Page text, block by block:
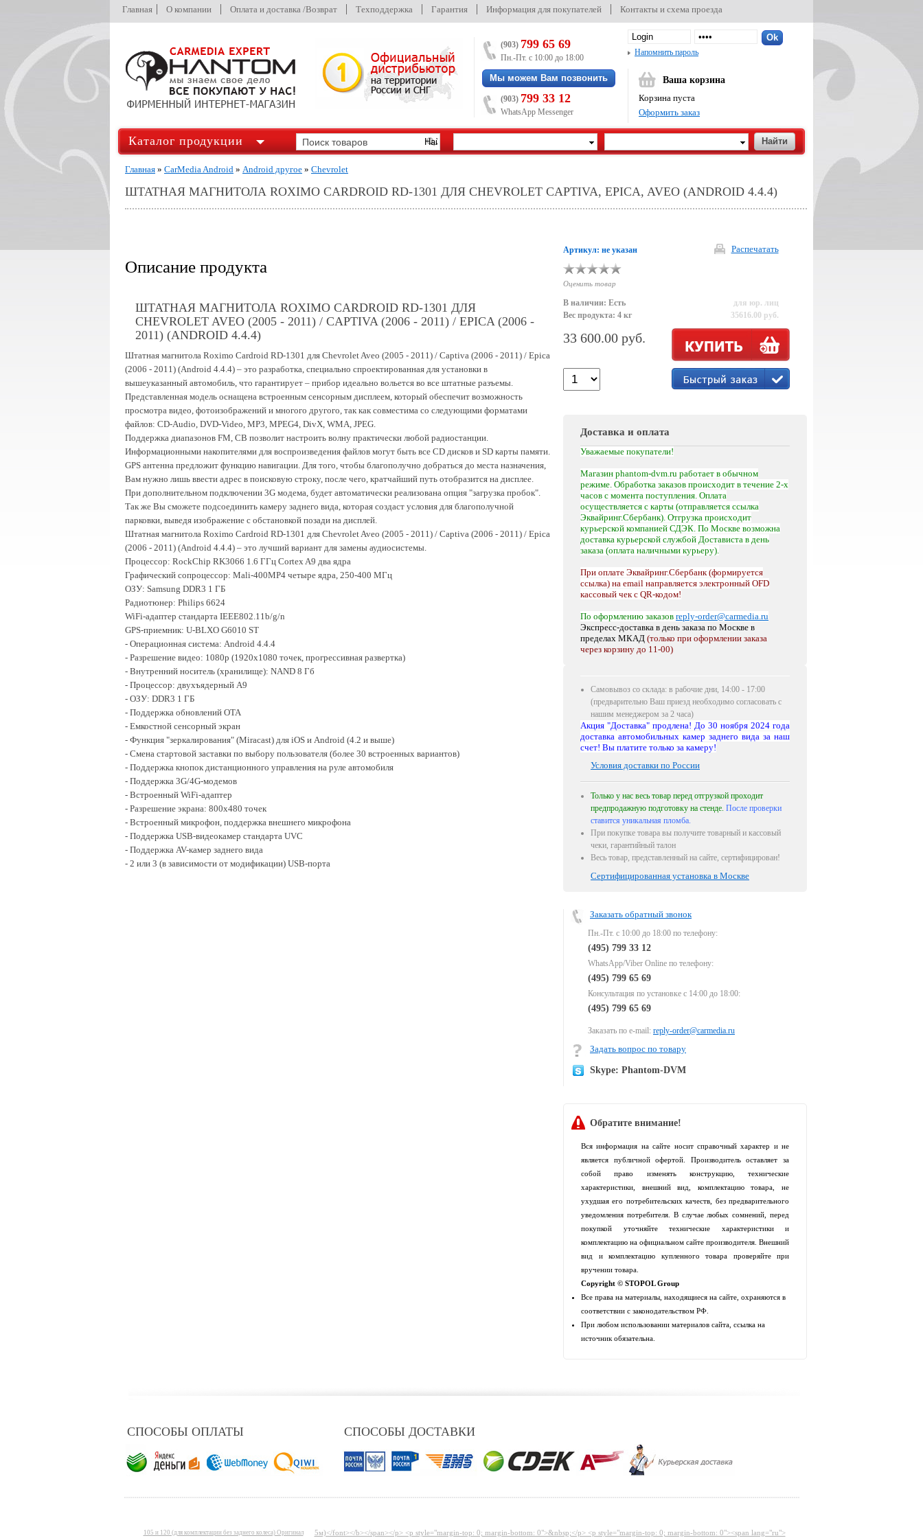
Главная О компании Оплата и доставка /Возврат Техподдержка Гарантия Информация для покупателей Контакты и схема проезда
(903) 799 65 69
Пн.-Пт. с 10:00 до 18:00
Мы можем Вам позвонить
(903) 799 33 12
WhatsApp Messenger
Напомнить пароль
Ваша корзина
Корзина пуста
Оформить заказ
Каталог продукции
Главная » CarMedia Android » Android другое » Chevrolet
ШТАТНАЯ МАГНИТОЛА ROXIMO CARDROID RD-1301 ДЛЯ CHEVROLET CAPTIVA, EPICA, AVEO (ANDROID 4.4.4)
Артикул: не указан Распечатать
Оценить товар
В наличии: Есть
Вес продукта: 4 кг
для юр. лиц
35616.00 руб.
33 600.00 руб.
Доставка и оплата
Уважаемые покупатели!
Магазин phantom-dvm.ru работает в обычном
режиме. Обработка заказов происходит в течение 2-х
часов с момента поступления. Оплата
осуществляется с карты (отправляется ссылка
Эквайринг.Сбербанк). Отгрузка происходит
курьерской компанией СДЭК. По Москве возможна
доставка курьерской службой Достависта в день
заказа (оплата наличными курьеру).
При оплате Эквайринг.Сбербанк (формируется
ссылка) на email направляется электронный OFD
кассовый чек с QR-кодом!
По оформлению заказов reply-order@carmedia.ru
Экспресс-доставка в день заказа по Москве в
пределах МКАД (только при оформлении заказа
через корзину до 11-00)
Самовывоз со склада: в рабочие дни, 14:00 - 17:00
(предварительно Ваш приезд необходимо согласовать с
нашим менеджером за 2 часа)
Акция "Доставка" продлена! До 30 ноября 2024 года
доставка автомобильных камер заднего вида за наш
счет! Вы платите только за камеру!
Условия доставки по России
Только у нас весь товар перед отгрузкой проходит
предпродажную подготовку на стенде. После проверки
ставится уникальная пломба.
При покупке товара вы получите товарный и кассовый
чеки, гарантийный талон
Весь товар, представленный на сайте, сертифицирован!
Сертифицированная установка в Москве
Заказать обратный звонок
Пн.-Пт. с 10:00 до 18:00 по телефону:
(495) 799 33 12
WhatsApp/Viber Online по телефону:
(495) 799 65 69
Консультация по установке с 14:00 до 18:00:
(495) 799 65 69
Заказать по e-mail: reply-order@carmedia.ru
Задать вопрос по товару
Skype: Phantom-DVM
Обратите внимание!
Вся информация на сайте носит справочный характер и не
является публичной офертой. Производитель оставляет за
собой право изменять конструкцию, технические
характеристики, внешний вид, комплектацию товара, не
ухудшая его потребительских качеств, без предварительного
уведомления потребителя. В случае любых сомнений, перед
покупкой уточняйте технические характеристики и
комплектацию на официальном сайте производителя. Внешний
вид и комплектацию купленного товара проверяйте при
вручении товара.
Copyright © STOPOL Group
Все права на материалы, находящиеся на сайте, охраняются в
соответствии с законодательством РФ.
При любом использовании материалов сайта, ссылка на
источник обязательна.
Описание продукта
ШТАТНАЯ МАГНИТОЛА ROXIMO CARDROID RD-1301 ДЛЯ
CHEVROLET AVEO (2005 - 2011) / CAPTIVA (2006 - 2011) / EPICA (2006 -
2011) (ANDROID 4.4.4)
Штатная магнитола Roximo Cardroid RD-1301 для Chevrolet Aveo (2005 - 2011) / Captiva (2006 - 2011) / Epica
(2006 - 2011) (Android 4.4.4) – это разработка, специально спроектированная для установки в
вышеуказанный автомобиль, что гарантирует – прибор идеально вольется во все штатные разъемы.
Представленная модель оснащена встроенным сенсорным дисплеем, который обеспечит возможность
просмотра видео, фотоизображений и многого другого, так как совместима со следующими форматами
файлов: CD-Audio, DVD-Video, MP3, MPEG4, DivX, WMA, JPEG.
Поддержка диапазонов FM, СВ позволит настроить волну практически любой радиостанции.
Информационными накопителями для воспроизведения файлов могут быть все CD дисков и SD карты памяти.
GPS антенна предложит функцию навигации. Для того, чтобы благополучно добраться до места назначения,
Вам нужно лишь ввести адрес в поисковую строку, после чего, кратчайший путь отобразится на дисплее.
При дополнительном подключении 3G модема, будет автоматически реализована опция "загрузка пробок".
Так же Вы сможете подсоединить камеру заднего вида, которая создаст условия для благополучной
парковки, выведя изображение с обстановкой позади на дисплей.
Штатная магнитола Roximo Cardroid RD-1301 для Chevrolet Aveo (2005 - 2011) / Captiva (2006 - 2011) / Epica
(2006 - 2011) (Android 4.4.4) – это лучший вариант для замены аудиосистемы.
Процессор: RockChip RK3066 1.6 ГГц Cortex A9 два ядра
Графический сопроцессор: Mali-400MP4 четыре ядра, 250-400 МГц
ОЗУ: Samsung DDR3 1 ГБ
Радиотюнер: Philips 6624
WiFi-адаптер стандарта IEEE802.11b/g/n
GPS-приемник: U-BLXO G6010 ST
- Операционная система: Android 4.4.4
- Разрешение видео: 1080p (1920x1080 точек, прогрессивная развертка)
- Внутренний носитель (хранилище): NAND 8 Гб
- Процессор: двухъядерный A9
- ОЗУ: DDR3 1 ГБ
- Поддержка обновлений OTA
- Емкостной сенсорный экран
- Функция "зеркалирования" (Miracast) для iOS и Android (4.2 и выше)
- Смена стартовой заставки по выбору пользователя (более 30 встроенных вариантов)
- Поддержка кнопок дистанционного управления на руле автомобиля
- Поддержка 3G/4G-модемов
- Встроенный WiFi-адаптер
- Разрешение экрана: 800x480 точек
- Встроенный микрофон, поддержка внешнего микрофона
- Поддержка USB-видеокамер стандарта UVC
- Поддержка AV-камер заднего вида
- 2 или 3 (в зависимости от модификации) USB-порта
СПОСОБЫ ОПЛАТЫ СПОСОБЫ ДОСТАВКИ
105 и 120 (для комплектации без заднего колеса) Оригинал 5м)</font></b></span></p> <p style="margin-top: 0; margin-bottom: 0">&nbsp;</p> <p style="margin-top: 0; margin-bottom: 0"><span lang="ru">